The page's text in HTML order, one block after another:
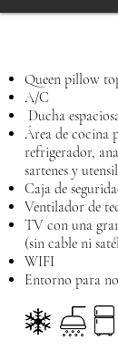
Queen pillow
A/C
Ducha
Área de cocina
refrigerador,
sartenes y
Caja de
Ventilador de
TV con una
(sin cable ni
WIFI
Entorno para